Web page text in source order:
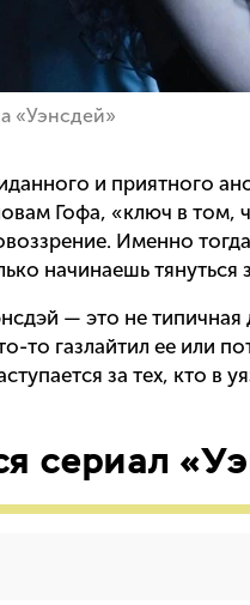
«Уэнсдей»
и приятного
Гофа, «ключ в том,
Именно
начинаешь
— это не типичная
то газлайтил ее или
за тех, кто
сериал